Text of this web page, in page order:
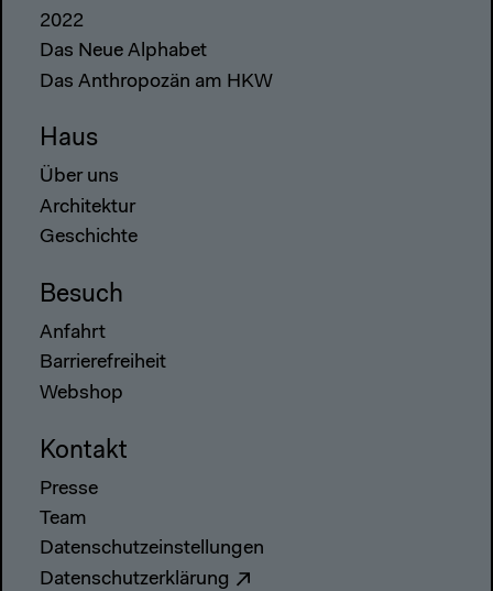
2022
Das Neue Alphabet
Das Anthropozän am HKW
Haus
Über uns
Architektur
Geschichte
Besuch
Anfahrt
Barrierefreiheit
Webshop
Kontakt
Presse
Team
Datenschutzeinstellungen
Datenschutzerklärung